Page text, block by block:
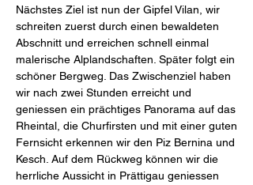
Nächstes Ziel ist nun der Gipfel Vilan, wir
schreiten zuerst durch einen bewaldeten
Abschnitt und erreichen schnell einmal
malerische Alplandschaften. Später folgt ein
schöner Bergweg. Das Zwischenziel haben
wir nach zwei Stunden erreicht und
geniessen ein prächtiges Panorama auf das
Rheintal, die Churfirsten und mit einer guten
Fernsicht erkennen wir den Piz Bernina und
Kesch. Auf dem Rückweg können wir die
herrliche Aussicht in Prättigau geniessen